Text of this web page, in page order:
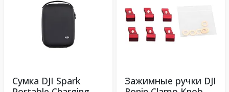
Сумка DJI Spark
Зажимные ручки DJI